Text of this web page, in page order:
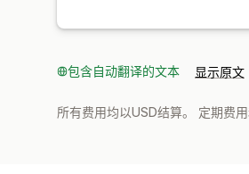
包含自动翻译的文本 显示原文
所有费用均以USD结算。 定期费